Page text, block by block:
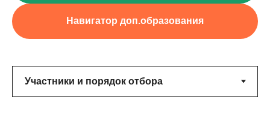
Навигатор доп.образования